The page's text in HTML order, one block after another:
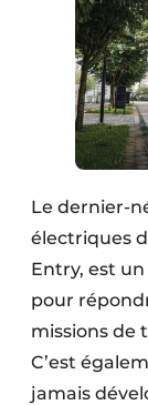
Travaux
Le dernier-
électriques
Entry, est
pour
missions de
C’est
jamais